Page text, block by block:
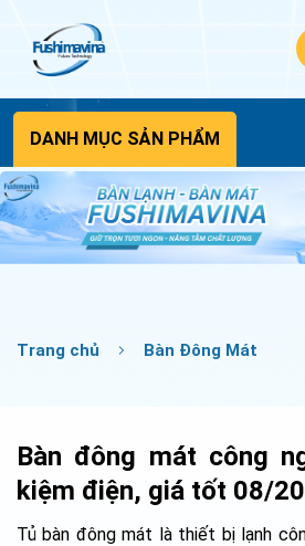
DANH MỤC SẢN PHẨM
Trang chủ Bàn Đông Mát
Bàn đông mát công
kiệm điện, giá tốt 08/
Tủ bàn đông mát là thiết bị lạnh